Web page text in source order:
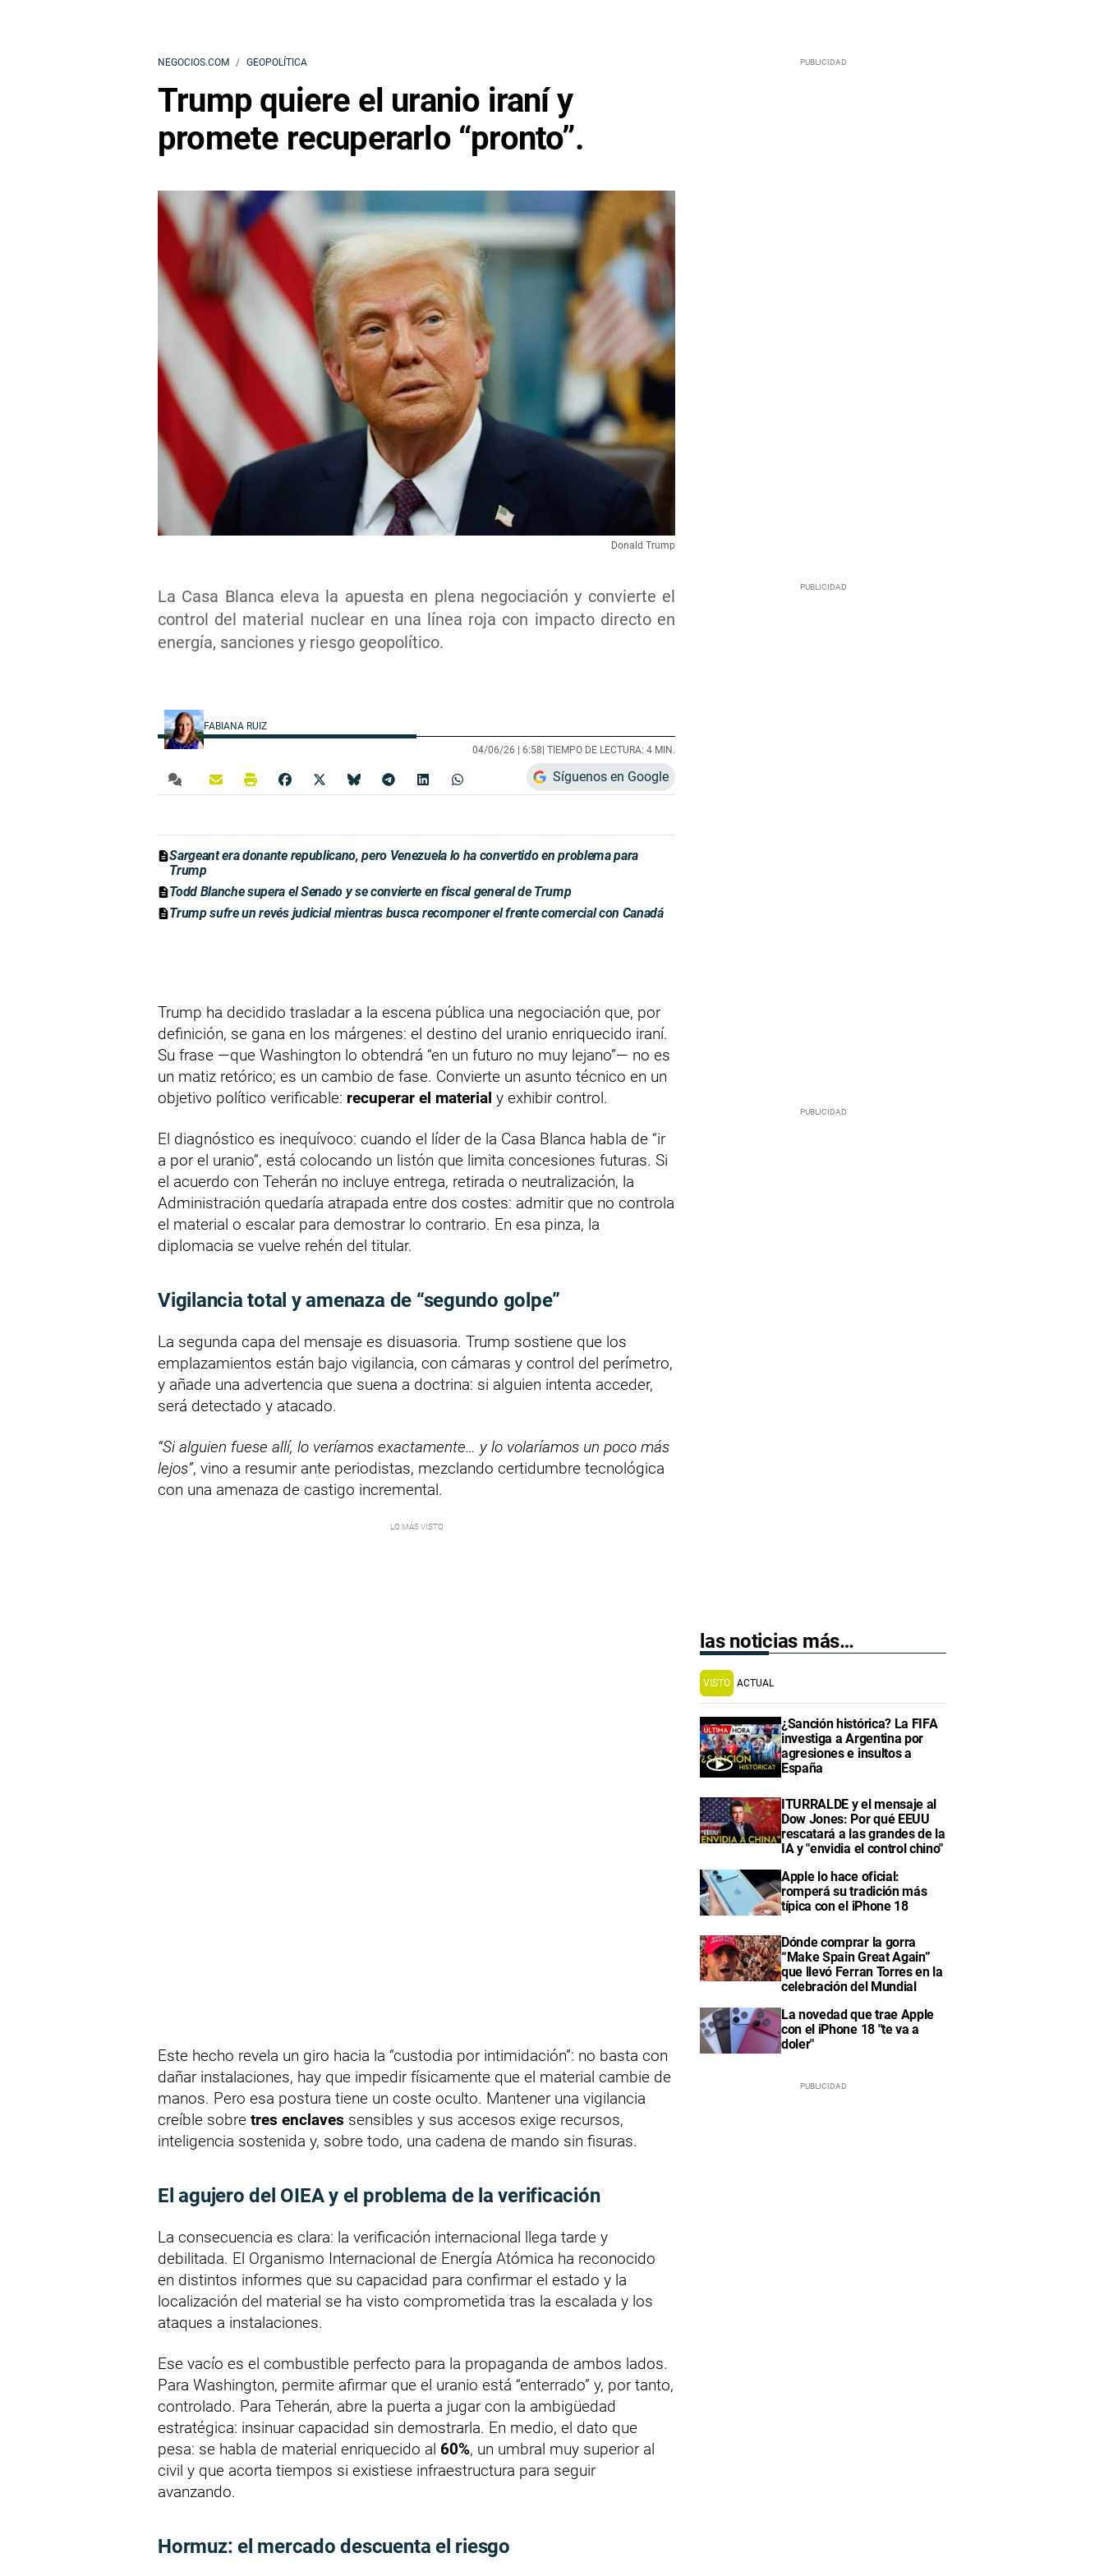
NEGOCIOS.COM GEOPOLÍTICA
Trump quiere el uranio iraní y
promete recuperarlo “pronto”.
La Casa Blanca eleva la apuesta en plena negociación y convierte el
control del material nuclear en una línea roja con impacto directo en
energía, sanciones y riesgo geopolítico.
Donald Trump
FABIANA RUIZ
04/06/26 | 6:58 | TIEMPO DE LECTURA: 4 MIN.
Síguenos en Google
Sargeant era donante republicano, pero Venezuela lo ha convertido en problema para
Trump
Todd Blanche supera el Senado y se convierte en fiscal general de Trump
Trump sufre un revés judicial mientras busca recomponer el frente comercial con Canadá
Trump ha decidido trasladar a la escena pública una negociación que, por
definición, se gana en los márgenes: el destino del uranio enriquecido iraní.
Su frase —que Washington lo obtendrá “en un futuro no muy lejano”— no es
un matiz retórico; es un cambio de fase. Convierte un asunto técnico en un
objetivo político verificable: recuperar el material y exhibir control.
El diagnóstico es inequívoco: cuando el líder de la Casa Blanca habla de “ir
a por el uranio”, está colocando un listón que limita concesiones futuras. Si
el acuerdo con Teherán no incluye entrega, retirada o neutralización, la
Administración quedaría atrapada entre dos costes: admitir que no controla
el material o escalar para demostrar lo contrario. En esa pinza, la
diplomacia se vuelve rehén del titular.
Vigilancia total y amenaza de “segundo golpe”
La segunda capa del mensaje es disuasoria. Trump sostiene que los
emplazamientos están bajo vigilancia, con cámaras y control del perímetro,
y añade una advertencia que suena a doctrina: si alguien intenta acceder,
será detectado y atacado.
“Si alguien fuese allí, lo veríamos exactamente… y lo volaríamos un poco más
lejos”, vino a resumir ante periodistas, mezclando certidumbre tecnológica
con una amenaza de castigo incremental.
Este hecho revela un giro hacia la “custodia por intimidación”: no basta con
dañar instalaciones, hay que impedir físicamente que el material cambie de
manos. Pero esa postura tiene un coste oculto. Mantener una vigilancia
creíble sobre tres enclaves sensibles y sus accesos exige recursos,
inteligencia sostenida y, sobre todo, una cadena de mando sin fisuras.
El agujero del OIEA y el problema de la verificación
La consecuencia es clara: la verificación internacional llega tarde y
debilitada. El Organismo Internacional de Energía Atómica ha reconocido
en distintos informes que su capacidad para confirmar el estado y la
localización del material se ha visto comprometida tras la escalada y los
ataques a instalaciones.
Ese vacío es el combustible perfecto para la propaganda de ambos lados.
Para Washington, permite afirmar que el uranio está “enterrado” y, por tanto,
controlado. Para Teherán, abre la puerta a jugar con la ambigüedad
estratégica: insinuar capacidad sin demostrarla. En medio, el dato que
pesa: se habla de material enriquecido al 60%, un umbral muy superior al
civil y que acorta tiempos si existiese infraestructura para seguir
avanzando.
Hormuz: el mercado descuenta el riesgo
las noticias más…
VISTO ACTUAL
¿Sanción histórica? La FIFA
investiga a Argentina por
agresiones e insultos a
España
ITURRALDE y el mensaje al
Dow Jones: Por qué EEUU
rescatará a las grandes de la
IA y "envidia el control chino"
Apple lo hace oficial:
romperá su tradición más
típica con el iPhone 18
Dónde comprar la gorra
“Make Spain Great Again”
que llevó Ferran Torres en la
celebración del Mundial
La novedad que trae Apple
con el iPhone 18 "te va a
doler"